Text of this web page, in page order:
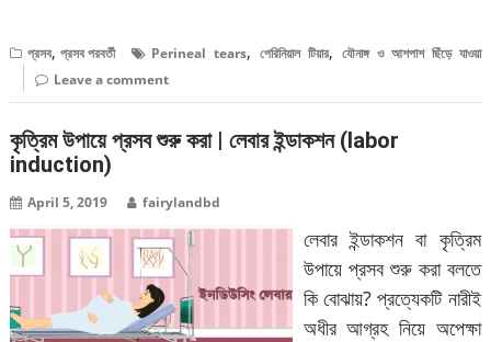
প্রসব,প্রসব পরবর্তী Perineal tears,পেরিনিয়াল টিয়ার,যৌনাঙ্গ ও আশপাশ ছিঁড়ে যাওয়া
Leave a comment
কৃত্রিম উপায়ে প্রসব শুরু করা | লেবার ইন্ডাকশন (labor
induction)
April 5, 2019 fairylandbd
লেবার ইন্ডাকশন বা কৃত্রিম
উপায়ে প্রসব শুরু করা বলতে
কি বোঝায়? প্রত্যেকটি নারীই
অধীর আগ্রহ নিয়ে অপেক্ষা